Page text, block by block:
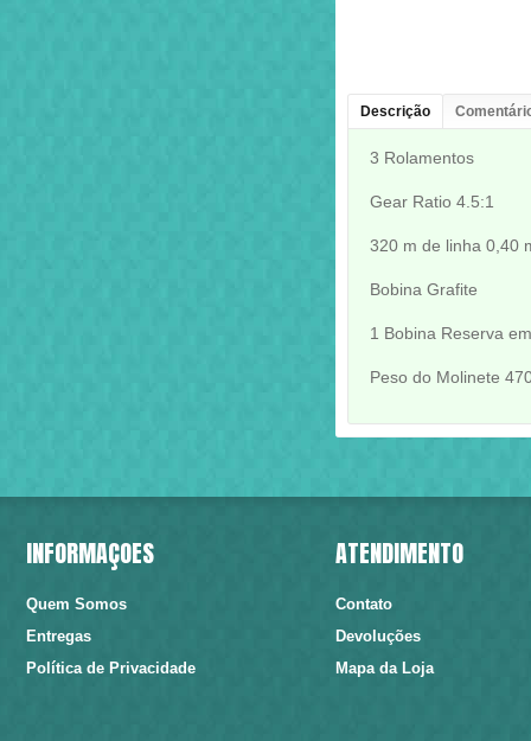
Descrição
3 Rolamentos
Gear Ratio 4.5:1
320 m de linha 0,40
Bobina Grafite
1 Bobina Reserva
Peso do Molinete
INFORMAÇÕES
Quem Somos
Entregas
Política de Privacidade
ATENDIMENTO
Contato
Devoluções
Mapa da Loja